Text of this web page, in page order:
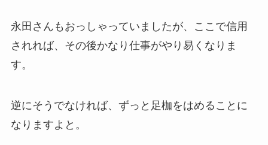
永田さんもおっしゃっていましたが、ここで信用
されれば、その後かなり仕事がやり易くなりま
す。
逆にそうでなければ、ずっと足枷をはめることに
なりますよと。